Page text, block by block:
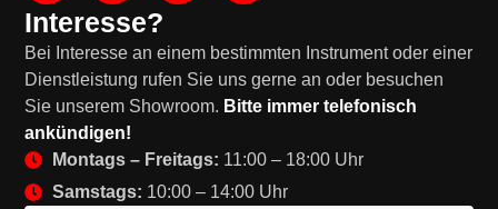
Interesse?
Bei Interesse an einem bestimmten Instrument oder einer
Dienstleistung rufen Sie uns gerne an oder besuchen
Sie unserem Showroom. Bitte immer telefonisch
ankündigen!
Montags – Freitags: 11:00 – 18:00 Uhr
Samstags: 10:00 – 14:00 Uhr